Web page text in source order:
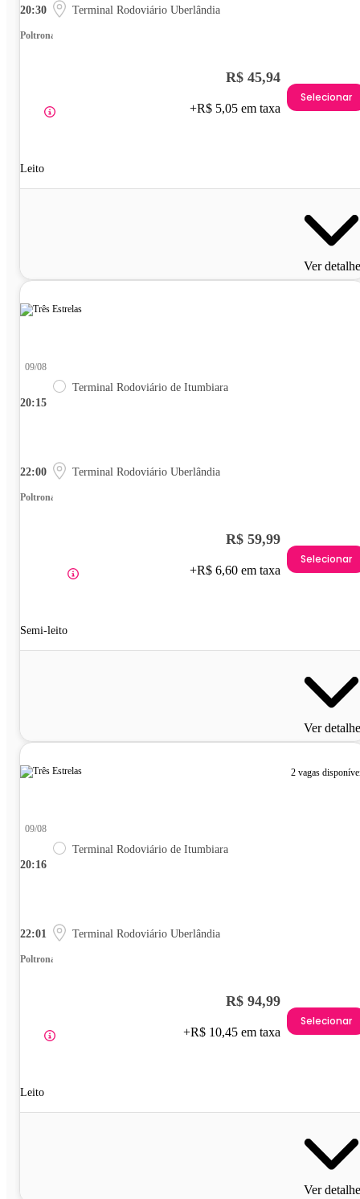
20:30 Terminal Rodoviário Uberlândia
Poltrona
Leito
R$ 45,94
+R$ 5,05 em taxa
Selecionar
Ver
20:15
09/08
Terminal Rodoviário de Itumbiara
22:00 Terminal Rodoviário Uberlândia
Poltrona
Semi-leito
R$ 59,99
+R$ 6,60 em taxa
Selecionar
Ver
2 vagas
20:16
09/08
Terminal Rodoviário de Itumbiara
22:01 Terminal Rodoviário Uberlândia
Poltrona
Leito
R$ 94,99
+R$ 10,45 em taxa
Selecionar
Ver